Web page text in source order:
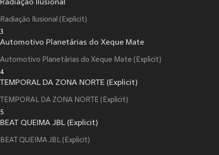
Radiação Ilusional
Radiação Ilusional (Explicit)
3
Automotivo Planetárias do Xeque Mate
Automotivo Planetárias do Xeque Mate (Explicit)
4
TEMPORAL DA ZONA NORTE (Explicit)
TEMPORAL DA ZONA NORTE (Explicit)
5
BEAT QUEIMA JBL (Explicit)
BEAT QUEIMA JBL (Explicit)